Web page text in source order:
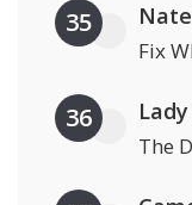
35
Fix
36
The